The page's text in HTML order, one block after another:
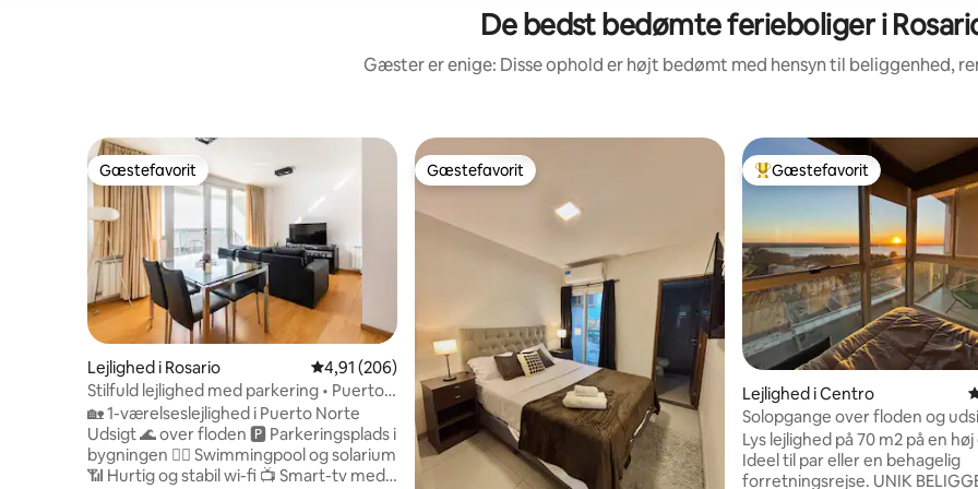
De bedst bedømte ferieboliger i
Gæster er enige: Disse ophold er højt bedømt med hensyn til beliggenhed,
Gæstefavorit
Gæstefavorit
Lejlighed i Rosario 4,91 ud af 5 i gennemsnitlig bedømmelse, 206 omtaler
4,91 (206)
Stilfuld lejlighed med parkering • Puerto
Norte
🏡 1-værelseslejlighed i Puerto Norte
Udsigt 🌊 over floden 🅿 Parkeringsplads i
bygningen 🏊‍♂️ Swimmingpool og solarium
📶 Hurtig og stabil wi-fi 📺 Smart-tv med
Gæstefavorit
Gæstefavorit Bedste gæstefavorit
Gæstefavorit
Lejlighed i Centro
Solopgange over floden og
monumentet
Lys lejlighed på 70 m2 på en
Ideel til par eller en behagelig
forretningsrejse. UNIK BELIGGENHED